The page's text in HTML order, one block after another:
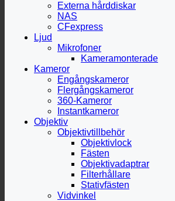
Externa hårddiskar
NAS
CFexpress
Ljud
Mikrofoner
Kameramonterade
Kameror
Engångskameror
Flergångskameror
360-Kameror
Instantkameror
Objektiv
Objektivtillbehör
Objektivlock
Fästen
Objektivadaptrar
Filterhållare
Stativfästen
Vidvinkel